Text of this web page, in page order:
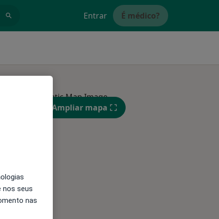
Entrar É médico?
Ampliar mapa
nos seus
nas